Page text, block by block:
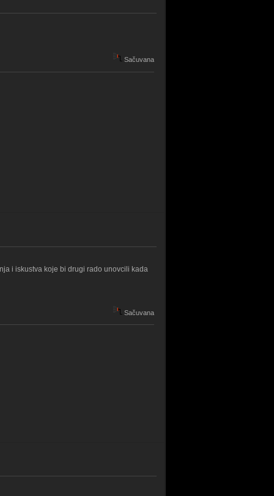
Sačuvana
i iskustva koje bi drugi rado unovcili kada
Sačuvana